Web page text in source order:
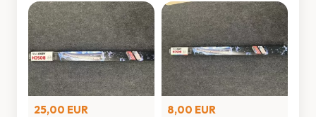
25,00 EUR 8,00 EUR